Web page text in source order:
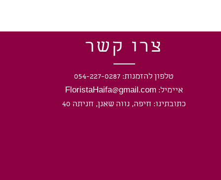
צרו קשר
טלפון להזמנות: 054-227-0287
איימיל: FloristaHaifa@gmail.com
כתובתינו: חיפה, נווה שאנן, חניתה 40